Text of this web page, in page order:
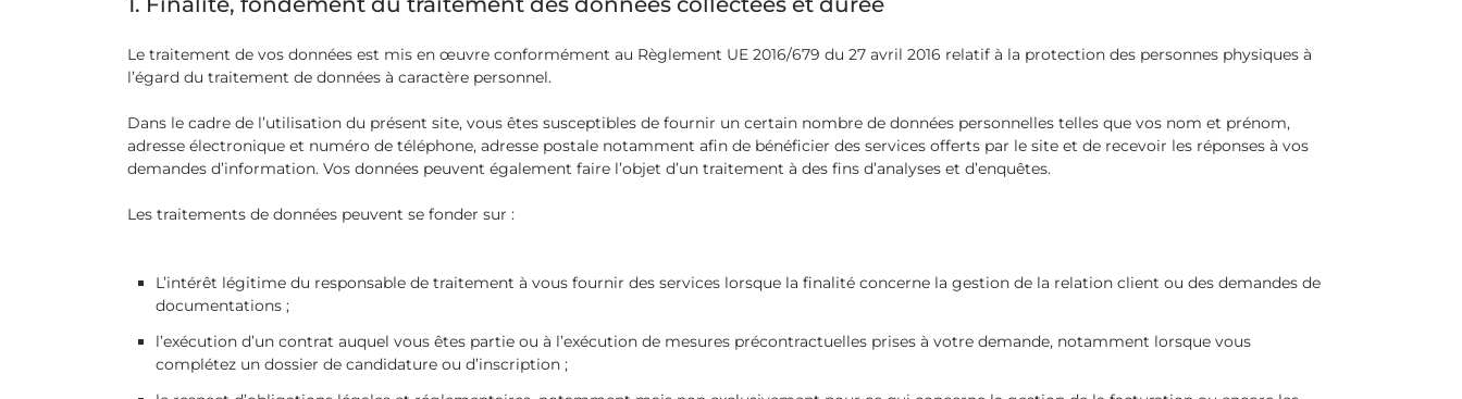
Le traitement de vos données est mis en œuvre conformément au Règlement UE 2016/679 du 27 avril 2016 relatif à la protection des personnes physiques à
l’égard du traitement de données à caractère personnel.
Dans le cadre de l’utilisation du présent site, vous êtes susceptibles de fournir un certain nombre de données personnelles telles que vos nom et prénom,
adresse électronique et numéro de téléphone, adresse postale notamment afin de bénéficier des services offerts par le site et de recevoir les réponses à vos
demandes d’information. Vos données peuvent également faire l’objet d’un traitement à des fins d’analyses et d’enquêtes.
Les traitements de données peuvent se fonder sur :
L’intérêt légitime du responsable de traitement à vous fournir des services lorsque la finalité concerne la gestion de la relation client ou des demandes de
documentations ;
l’exécution d’un contrat auquel vous êtes partie ou à l’exécution de mesures précontractuelles prises à votre demande, notamment lorsque vous
complétez un dossier de candidature ou d’inscription ;